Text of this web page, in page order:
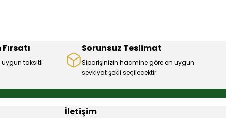
uygun taksitli
Sorunsuz Teslimat
Siparişinizin hacmine göre en uygun
sevkiyat şekli seçilecektir.
İletişim